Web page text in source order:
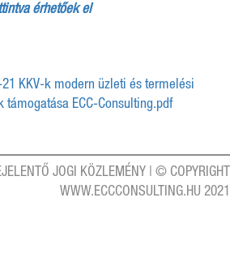
érhetőek el
21 KKV-k modern üzleti és termelési
támogatása ECC-Consulting.pdf
JOGI KÖZLEMÉNY | © COPYRIGHT
WWW.ECCCONSULTING.HU 2021